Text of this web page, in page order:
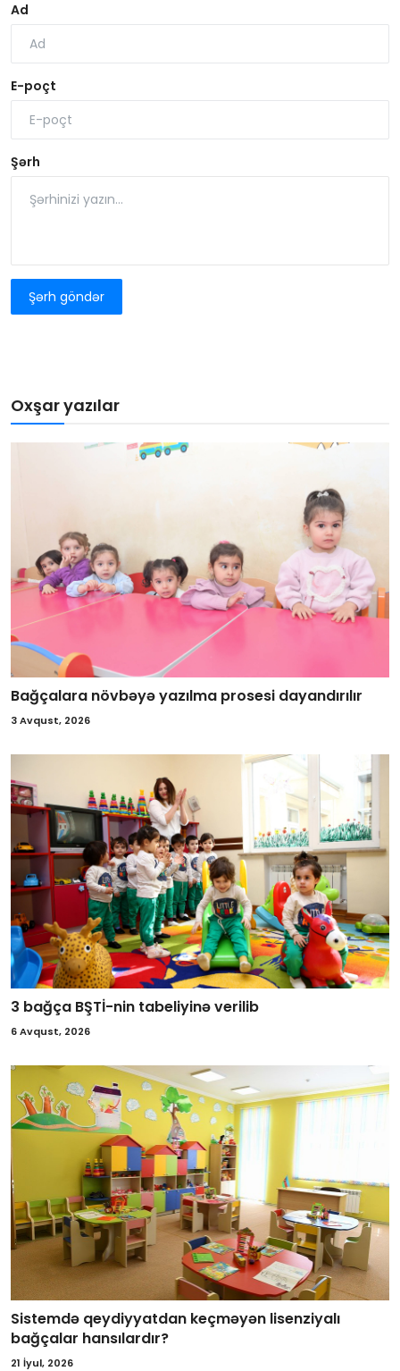
Ad
E-poçt
Şərh
Şərh göndər
Oxşar yazılar
Bağçalara növbəyə yazılma prosesi dayandırılır
3 Avqust, 2026
3 bağça BŞTİ-nin tabeliyinə verilib
6 Avqust, 2026
Sistemdə qeydiyyatdan keçməyən lisenziyalı
bağçalar hansılardır?
21 İyul, 2026